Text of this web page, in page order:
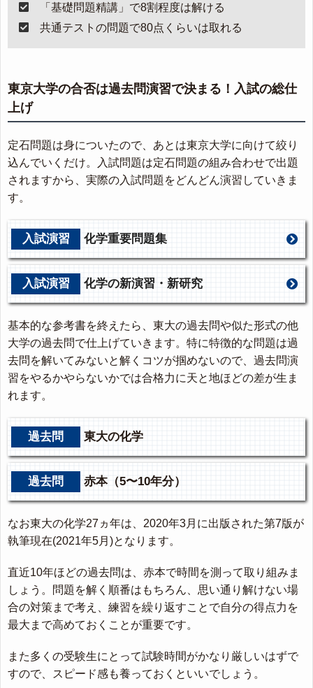
「基礎問題精講」で8割程度は解ける
共通テストの問題で80点くらいは取れる
東京大学の合否は過去問演習で決まる！入試の総仕
上げ
定石問題は身についたので、あとは東京大学に向けて絞り
込んでいくだけ。入試問題は定石問題の組み合わせで出題
されますから、実際の入試問題をどんどん演習していきま
す。
入試演習 化学重要問題集
入試演習 化学の新演習・新研究
基本的な参考書を終えたら、東大の過去問や似た形式の他
大学の過去問で仕上げていきます。特に特徴的な問題は過
去問を解いてみないと解くコツが掴めないので、過去問演
習をやるかやらないかでは合格力に天と地ほどの差が生ま
れます。
過去問 東大の化学
過去問 赤本（5〜10年分）
なお東大の化学27ヵ年は、2020年3月に出版された第7版が
執筆現在(2021年5月)となります。
直近10年ほどの過去問は、赤本で時間を測って取り組みま
しょう。問題を解く順番はもちろん、思い通り解けない場
合の対策まで考え、練習を繰り返すことで自分の得点力を
最大まで高めておくことが重要です。
また多くの受験生にとって試験時間がかなり厳しいはずで
すので、スピード感も養っておくといいでしょう。